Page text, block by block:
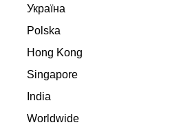
Україна
Polska
Hong Kong
Singapore
India
Worldwide